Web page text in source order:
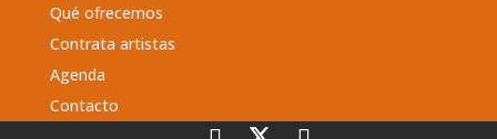
Qué ofrecemos
Contrata artistas
Agenda
Contacto